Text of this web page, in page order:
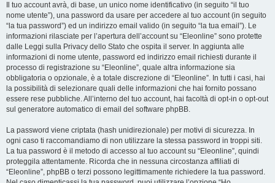
Il tuo account avrà, di base, un unico nome identificativo (in seguito “il tuo
nome utente”), una password da usare per accedere al tuo account (in seguito
“la tua password”) ed un indirizzo email valido (in seguito “la tua email”). Le
informazioni rilasciate per l’apertura dell’account su “Eleonline” sono protette
dalle Leggi sulla Privacy dello Stato che ospita il server. In aggiunta alle
informazioni di nome utente, password ed indirizzo email richiesti durante il
processo di registrazione su “Eleonline”, quale altra informazione sia
obbligatoria o opzionale, è a totale discrezione di “Eleonline”. In tutti i casi, hai
la possibilità di selezionare quali delle informazioni che hai fornito possano
essere rese pubbliche. All’interno del tuo account, hai facoltà di opt-in o opt-out
sul generatore automatico di email del software phpBB.
La password viene criptata (hash unidirezionale) per motivi di sicurezza. In
ogni caso ti raccomandiamo di non utilizzare la stessa password in troppi siti.
La tua password è il metodo di accesso al tuo account su “Eleonline”, quindi
proteggila attentamente. Ricorda che in nessuna circostanza affiliati di
“Eleonline”, phpBB o terzi possono legittimamente richiedere la tua password.